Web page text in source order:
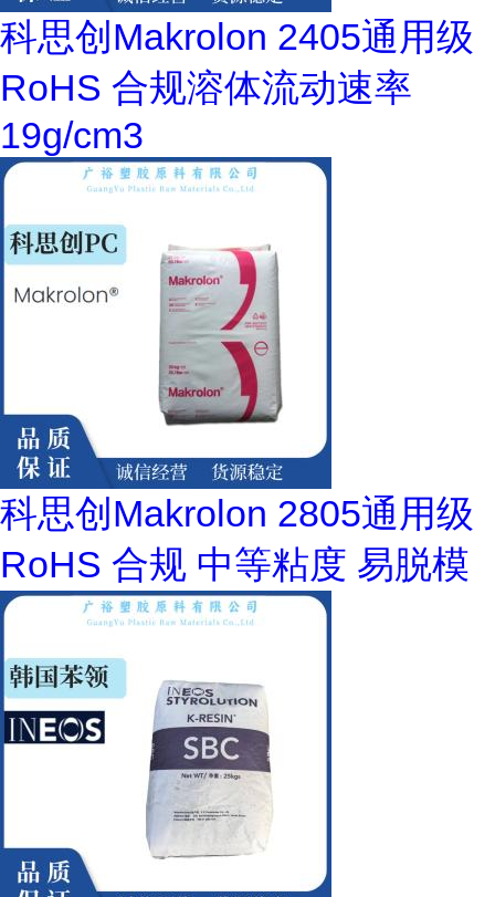
科思创Makrolon 2405通用级
RoHS 合规溶体流动速率
19g/cm3
科思创Makrolon 2805通用级
RoHS 合规 中等粘度 易脱模